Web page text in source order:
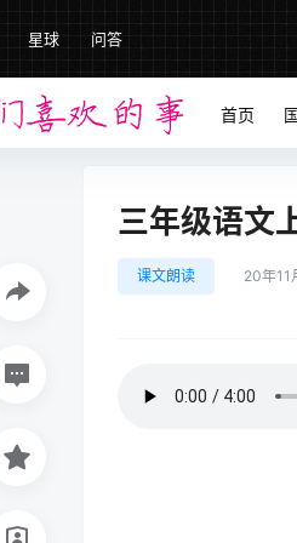
星球 问答
首页
三年级语文
课文朗读 20年11